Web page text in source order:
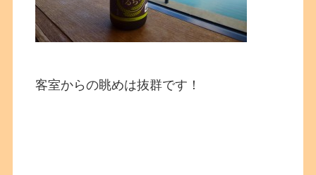
客室からの眺めは抜群です！